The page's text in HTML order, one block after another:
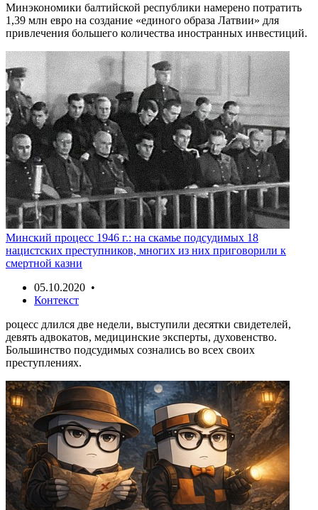
Минэкономики балтийской республики намерено потратить
1,39 млн евро на создание «единого образа Латвии» для
привлечения большего количества иностранных инвестиций.
Минский процесс 1946 г.: на скамье подсудимых 18
нацистских преступников, многих из них приговорили к
смертной казни
05.10.2020 •
Контекст
роцесс длился две недели, выступили десятки свидетелей,
девять адвокатов, медицинские эксперты, духовенство.
Большинство подсудимых сознались во всех своих
преступлениях.